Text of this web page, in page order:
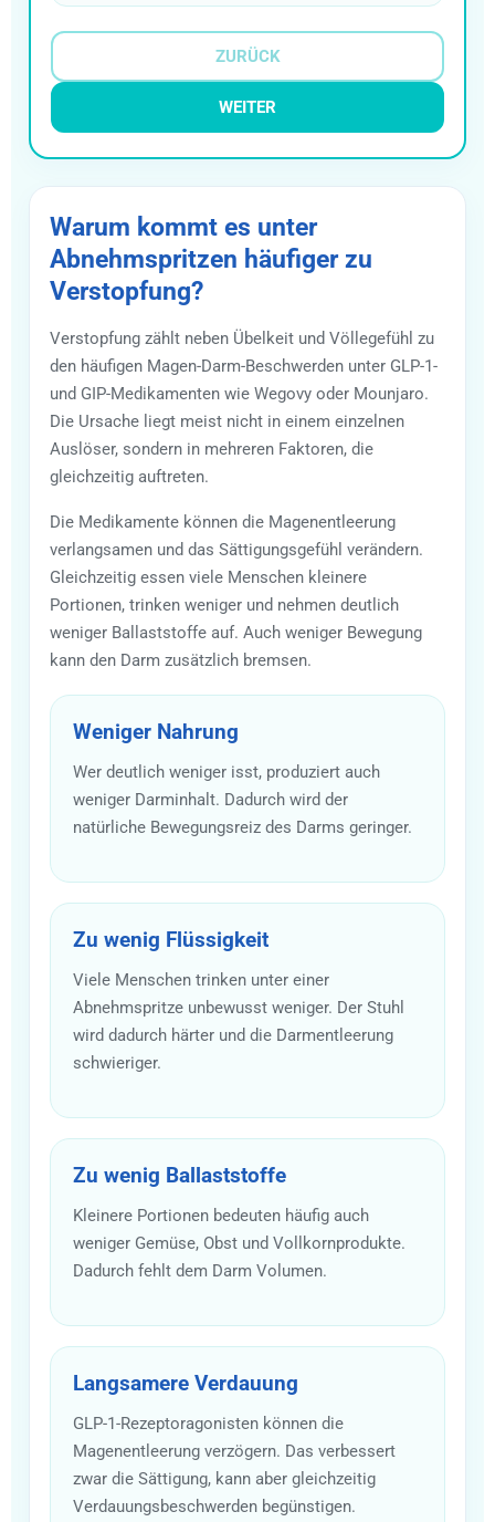
ZURÜCK
WEITER
Warum kommt es unter
Abnehmspritzen häufiger zu
Verstopfung?
Verstopfung zählt neben Übelkeit und Völlegefühl zu
den häufigen Magen-Darm-Beschwerden unter GLP-1-
und GIP-Medikamenten wie Wegovy oder Mounjaro.
Die Ursache liegt meist nicht in einem einzelnen
Auslöser, sondern in mehreren Faktoren, die
gleichzeitig auftreten.
Die Medikamente können die Magenentleerung
verlangsamen und das Sättigungsgefühl verändern.
Gleichzeitig essen viele Menschen kleinere
Portionen, trinken weniger und nehmen deutlich
weniger Ballaststoffe auf. Auch weniger Bewegung
kann den Darm zusätzlich bremsen.
Weniger Nahrung
Wer deutlich weniger isst, produziert auch
weniger Darminhalt. Dadurch wird der
natürliche Bewegungsreiz des Darms geringer.
Zu wenig Flüssigkeit
Viele Menschen trinken unter einer
Abnehmspritze unbewusst weniger. Der Stuhl
wird dadurch härter und die Darmentleerung
schwieriger.
Zu wenig Ballaststoffe
Kleinere Portionen bedeuten häufig auch
weniger Gemüse, Obst und Vollkornprodukte.
Dadurch fehlt dem Darm Volumen.
Langsamere Verdauung
GLP-1-Rezeptoragonisten können die
Magenentleerung verzögern. Das verbessert
zwar die Sättigung, kann aber gleichzeitig
Verdauungsbeschwerden begünstigen.